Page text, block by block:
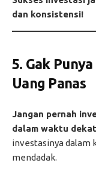
dan konsistensi!
5. Gak
Uang Panas
Jangan pernah
dalam waktu
investasinya dalam
mendadak.